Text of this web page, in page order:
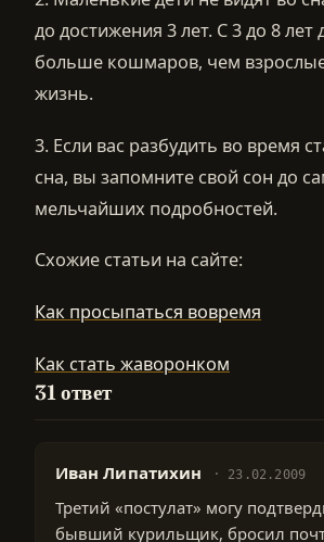
до достижения 3 лет. С 3 до 8 лет
больше кошмаров, чем
жизнь.
3. Если вас разбудить во время
сна, вы запомните свой сон до
мельчайших подробностей.
Схожие статьи на сайте:
Как просыпаться вовремя
Как стать жаворонком
31 ответ
Иван Липатихин 23.02.2009
Третий «постулат» могу
бывший курильщик, бросил